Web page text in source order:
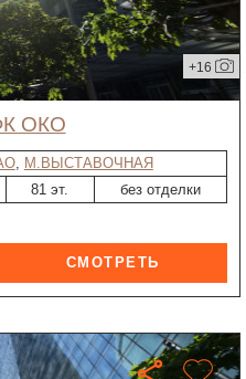
+16
ОКО
, М.ВЫСТАВОЧНАЯ
81 эт. без отделки